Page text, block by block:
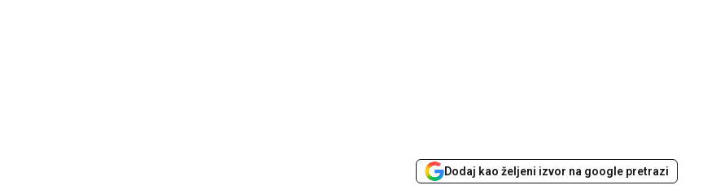
Dodaj kao željeni izvor na google pretrazi